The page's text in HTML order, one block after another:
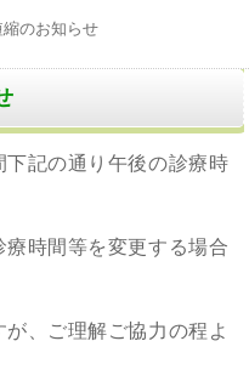
のお知らせ
記の通り午後の診療時
時間等を変更する場合
、ご理解ご協力の程よ